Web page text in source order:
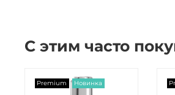
С этим часто
Premium Новинка